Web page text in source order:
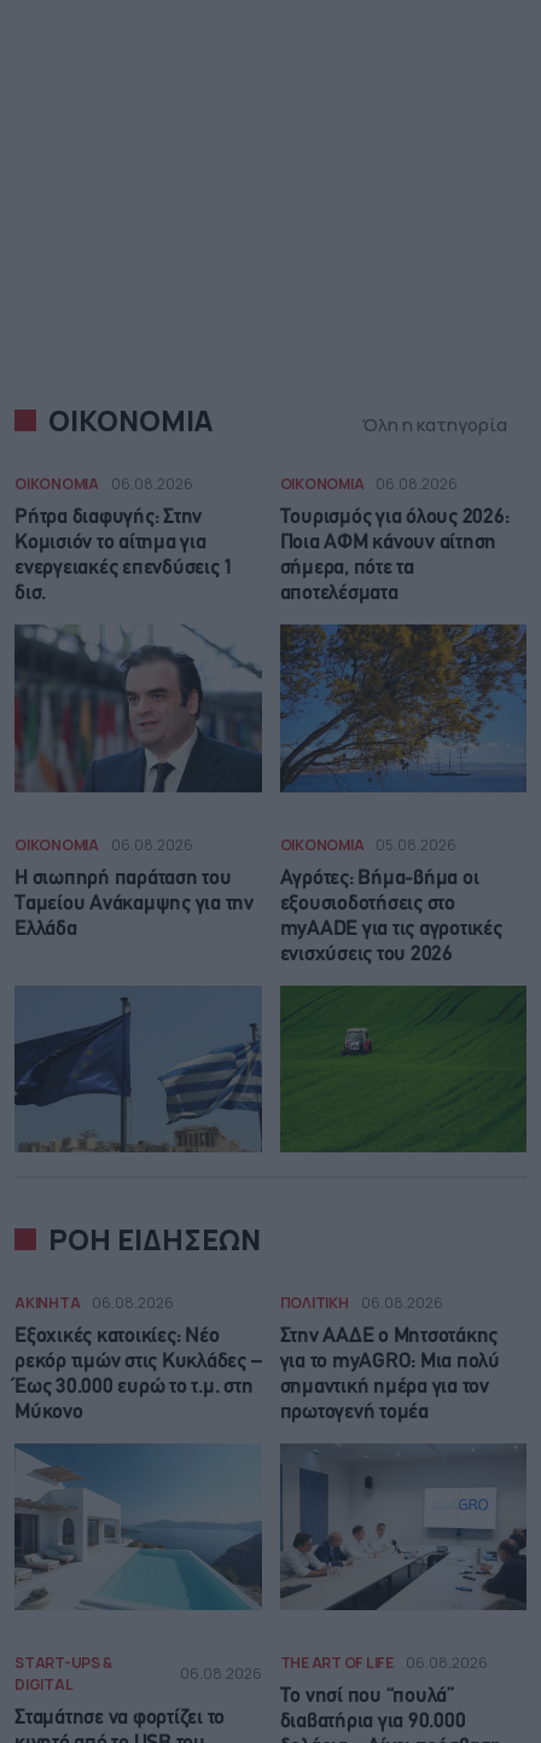
ΟΙΚΟΝΟΜΙΑ Όλη η κατηγορία
ΟΙΚΟΝΟΜΙΑ 06.08.2026
Ρήτρα διαφυγής: Στην
Κομισιόν το αίτημα για
ενεργειακές επενδύσεις 1
δισ.
ΟΙΚΟΝΟΜΙΑ 06.08.2026
Τουρισμός για όλους 2026:
Ποια ΑΦΜ κάνουν αίτηση
σήμερα, πότε τα
αποτελέσματα
ΟΙΚΟΝΟΜΙΑ 06.08.2026
Η σιωπηρή παράταση του
Ταμείου Ανάκαμψης για την
Ελλάδα
ΟΙΚΟΝΟΜΙΑ 05.08.2026
Αγρότες: Βήμα-βήμα οι
εξουσιοδοτήσεις στο
myAADE για τις αγροτικές
ενισχύσεις του 2026
ΡΟΗ ΕΙΔΗΣΕΩΝ
ΑΚΙΝΗΤΑ 06.08.2026
Εξοχικές κατοικίες: Νέο
ρεκόρ τιμών στις Κυκλάδες –
Έως 30.000 ευρώ το τ.μ. στη
Μύκονο
ΠΟΛΙΤΙΚΗ 06.08.2026
Στην ΑΑΔΕ ο Μητσοτάκης
για το myAGRO: Μια πολύ
σημαντική ημέρα για τον
πρωτογενή τομέα
START-UPS &
DIGITAL
06.08.2026
Σταμάτησε να φορτίζει το
THE ART OF LIFE 06.08.2026
Το νησί που “πουλά”
διαβατήρια για 90.000